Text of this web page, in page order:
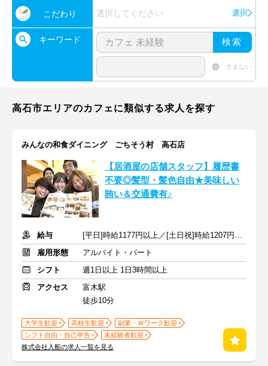
こだわり 選択してください 選択
キーワード 検索
含まない
高石市エリアのカフェに類似する求人を探す
みんなの和食ダイニング ごちそう村 高石店
【居酒屋の店舗スタッフ】履歴書
不要◎髪型・髪色自由★美味しい
賄い＆交通費有♪
給与
[平日]時給1177円以上／[土日祝]時給1207円以上+交通費支給
雇用形態
アルバイト・パート
シフト
週1日以上 1日3時間以上
アクセス
富木駅
徒歩10分
大学生歓迎 高校生歓迎
副業・Ｗワーク歓迎
シフト自由・自己申告
未経験者歓迎
株式会社入船の求人一覧を見る